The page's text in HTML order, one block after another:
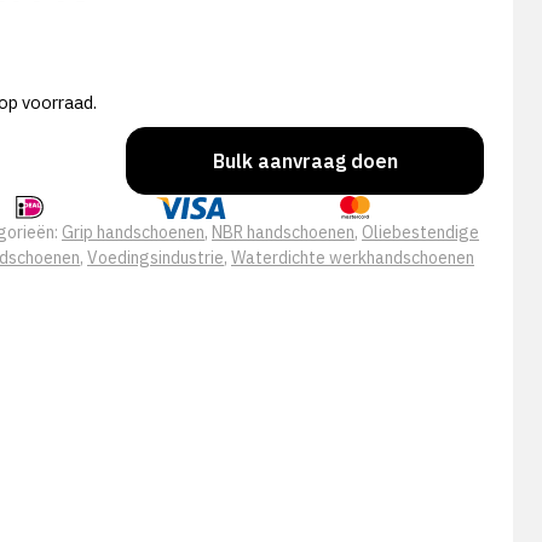
voorraad.
Bulk aanvraag doen
Grip handschoenen, NBR handschoenen, Oliebestendige
, Voedingsindustrie, Waterdichte werkhandschoenen